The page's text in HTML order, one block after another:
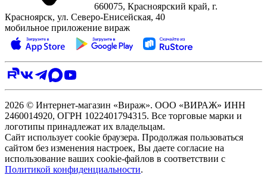
660075, Красноярский край, г.
Красноярск, ул. Северо‑Енисейская, 40
мобильное приложение вираж
2026 © Интернет-магазин «Вираж». ООО «ВИРАЖ» ИНН
2460014920, ОГРН 1022401794315. Все торговые марки и
логотипы принадлежат их владельцам.
Сайт использует cookie браузера. Продолжая пользоваться
сайтом без изменения настроек, Вы даете согласие на
использование ваших cookie-файлов в соответствии с
Политикой конфиденциальности.